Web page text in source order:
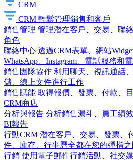
CRM
CRM 輕鬆管理銷售和客戶
銷售管理 管理潛在客戶、交易、聯
角色
聯絡中心 透過CRM表單、網站
WhatsApp、Instagram、電話服務和
銷售團隊協作 利用聊天、視訊通話
儲、線上文件進行工作
銷售賦能 取得報價、發票、付款、
CRM商店
分析與報告 分析銷售漏斗、員工績
BI報告
行動CRM 潛在客戶、交易、發票、
件、庫存、行事曆全都在您的彈指之
行銷 使用電子郵件行銷活動、社交